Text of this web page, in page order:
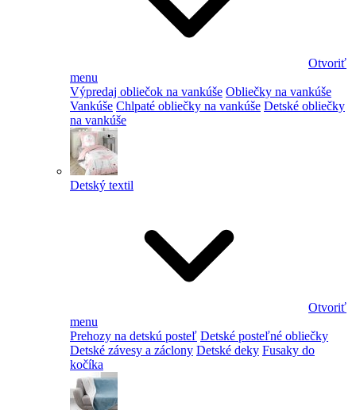
Otvoriť
menu
Výpredaj obliečok na vankúše Obliečky na vankúše
Vankúše Chlpaté obliečky na vankúše Detské obliečky
na vankúše
Detský textil
Otvoriť
menu
Prehozy na detskú posteľ Detské posteľné obliečky
Detské závesy a záclony Detské deky Fusaky do
kočíka